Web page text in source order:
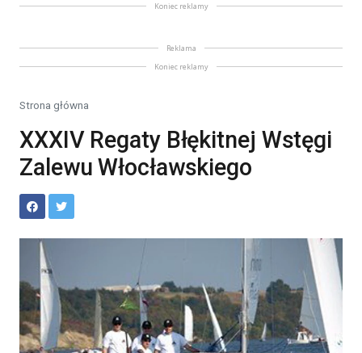
Koniec reklamy
Reklama
Koniec reklamy
Strona główna
XXXIV Regaty Błękitnej Wstęgi
Zalewu Włocławskiego